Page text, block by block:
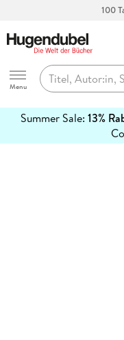
100
Hugendubel
Menu
Summer Sale: 13%
erfahren